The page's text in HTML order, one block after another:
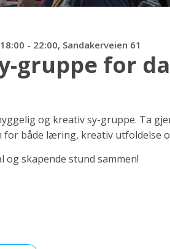
- 22:00, Sandakerveien 61
gruppe for
og kreativ sy-gruppe. Ta
for både læring, kreativ utfoldelse
og skapende stund sammen!